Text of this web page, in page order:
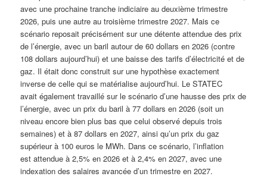
avec une prochaine tranche indiciaire au deuxième trimestre
2026, puis une autre au troisième trimestre 2027. Mais ce
scénario reposait précisément sur une détente attendue des prix
de l’énergie, avec un baril autour de 60 dollars en 2026 (contre
108 dollars aujourd’hui) et une baisse des tarifs d’électricité et de
gaz. Il était donc construit sur une hypothèse exactement
inverse de celle qui se matérialise aujourd’hui. Le STATEC
avait également travaillé sur le scénario d’une hausse des prix de
l’énergie, avec un prix du baril à 77 dollars en 2026 (soit un
niveau encore bien plus bas que celui observé depuis trois
semaines) et à 87 dollars en 2027, ainsi qu’un prix du gaz
supérieur à 100 euros le MWh. Dans ce scénario, l’inflation
est attendue à 2,5% en 2026 et à 2,4% en 2027, avec une
indexation des salaires avancée d’un trimestre en 2027.